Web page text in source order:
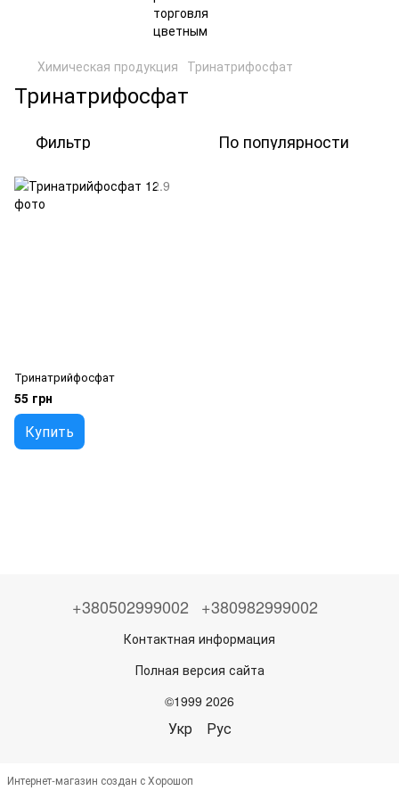
Химическая продукция Тринатрифосфат
Тринатрифосфат
Фильтр По популярности
Тринатрийфосфат
55 грн
Купить
+380502999002 +380982999002
Контактная информация
Полная версия сайта
©1999 2026
Укр Рус
Интернет-магазин создан с Хорошоп